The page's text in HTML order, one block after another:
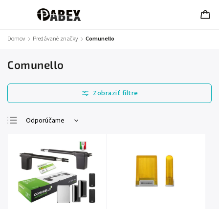
Domov / Predávané značky / Comunello
Comunello
Odporúčame
Najdrahšie
Najpredávanejšie
Abecedne